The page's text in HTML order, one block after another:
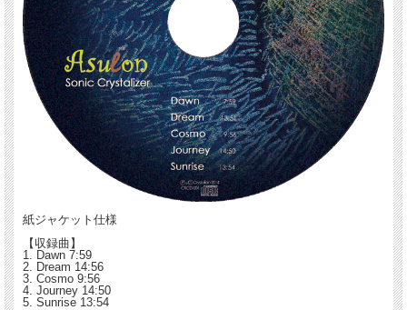
紙ジャケット仕様
【収録曲】
1. Dawn 7:59
2. Dream 14:56
3. Cosmo 9:56
4. Journey 14:50
5. Sunrise 13:54